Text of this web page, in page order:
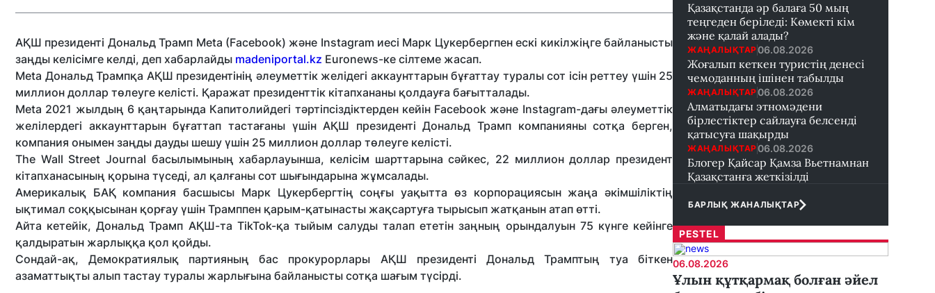
АҚШ президенті Дональд Трамп Meta (Facebook) және Instagram иесі Марк Цукербергпен ескі кикілжіңге байланысты
заңды келісімге келді, деп хабарлайды madeniportal.kz Euronews-ке сілтеме жасап.
Meta Дональд Трампқа АҚШ президентінің әлеуметтік желідегі аккаунттарын бұғаттау туралы сот ісін реттеу үшін 25
миллион доллар төлеуге келісті. Қаражат президенттік кітапхананы қолдауға бағытталады.
Meta 2021 жылдың 6 қаңтарында Капитолийдегі тәртіпсіздіктерден кейін Facebook және Instagram-дағы әлеуметтік
желілердегі аккаунттарын бұғаттап тастағаны үшін АҚШ президенті Дональд Трамп компанияны сотқа берген,
компания онымен заңды дауды шешу үшін 25 миллион доллар төлеуге келісті.
The Wall Street Journal басылымының хабарлауынша, келісім шарттарына сәйкес, 22 миллион доллар президент
кітапханасының қорына түседі, ал қалғаны сот шығындарына жұмсалады.
Америкалық БАҚ компания басшысы Марк Цукербергтің соңғы уақытта өз корпорациясын жаңа әкімшіліктің
ықтимал соққысынан қорғау үшін Трамппен қарым-қатынасты жақсартуға тырысып жатқанын атап өтті.
Айта кетейік, Дональд Трамп АҚШ-та TikTok-қа тыйым салуды талап ететін заңның орындалуын 75 күнге кейінге
қалдыратын жарлыққа қол қойды.
Сондай-ақ, Демократиялық партияның бас прокурорлары АҚШ президенті Дональд Трамптың туа біткен
азаматтықты алып тастау туралы жарлығына байланысты сотқа шағым түсірді.
Қазақстанда әр балаға 50 мың
теңгеден беріледі: Көмекті кім
және қалай алады?
ЖАҢАЛЫҚТАР 06.08.2026
Жоғалып кеткен туристің денесі
чемоданның ішінен табылды
ЖАҢАЛЫҚТАР 06.08.2026
Алматыдағы этномәдени
бірлестіктер сайлауға белсенді
қатысуға шақырды
ЖАҢАЛЫҚТАР 06.08.2026
Блогер Қайсар Қамза Вьетнамнан
Қазақстанға жеткізілді
БАРЛЫҚ ЖАНАЛЫҚТАР
PESTEL
06.08.2026
Ұлын құтқармақ болған әйел